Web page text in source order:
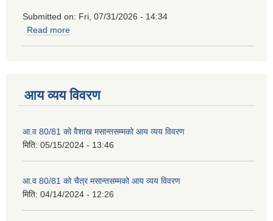
Submitted on: Fri, 07/31/2026 - 14:34
Read more
आय व्यय विवरण
आ.व 80/81 को वैशाख मसान्तसम्मको आय व्यय विवरण
मिति: 05/15/2024 - 13:46
आ.व 80/81 को चैत्र मसान्तसम्मको आय व्यय विवरण
मिति: 04/14/2024 - 12:26